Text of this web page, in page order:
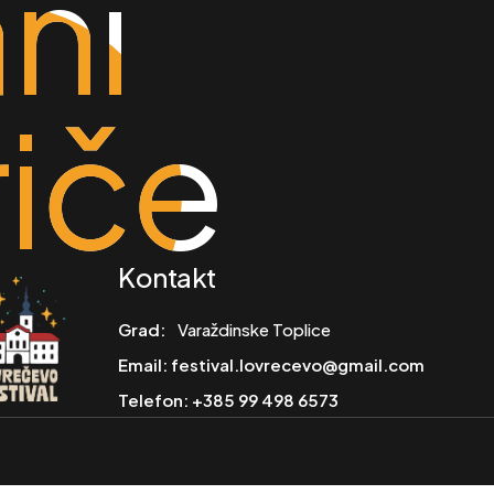
Kontakt
Grad:
Varaždinske Toplice
Email: festival.lovrecevo@gmail.com
Telefon: +385 99 498 6573